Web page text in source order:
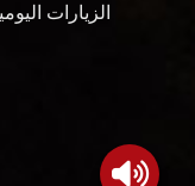
الزيارات اليومية: